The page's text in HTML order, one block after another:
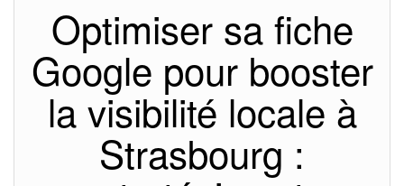
Optimiser sa fiche
Google pour booster
la visibilité locale à
Strasbourg :